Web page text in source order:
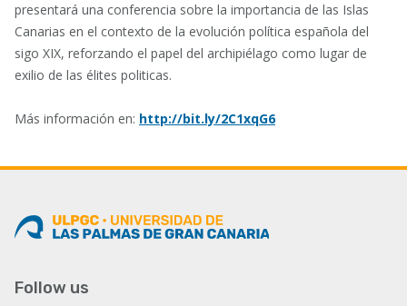
presentará una conferencia sobre la importancia de las Islas
Canarias en el contexto de la evolución política española del
sigo XIX, reforzando el papel del archipiélago como lugar de
exilio de las élites politicas.
Más información en: http://bit.ly/2C1xqG6
Follow us